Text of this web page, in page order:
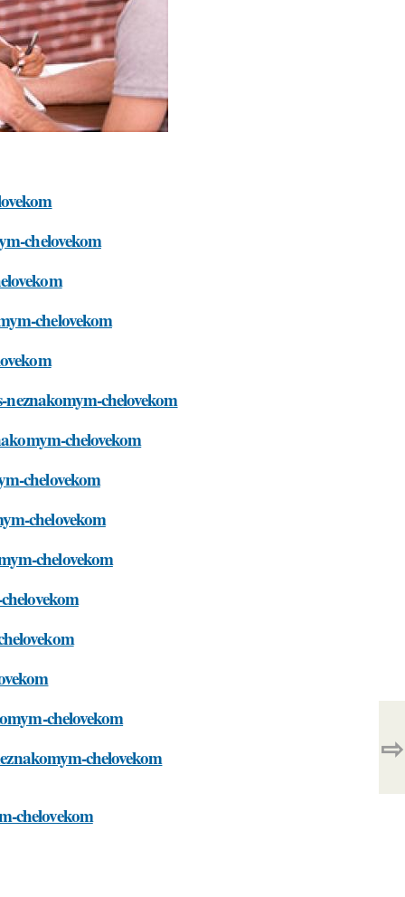
chelovekom
chelovekom
chelovekom
chelovekom
chelovekom
chelovekom
chelovekom
chelovekom
chelovekom
chelovekom
⇨